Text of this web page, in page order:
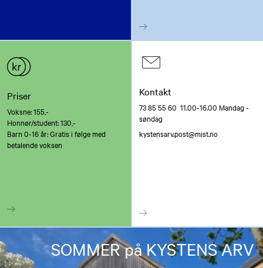
Priser
Voksne: 155,-
Honnør/student: 130,-
Barn 0-16 år: Gratis i følge med
betalende voksen
Kontakt
73 85 55 60 11.00-16.00 Mandag -
søndag
kystensarv.post@mist.no
SOMMER på KYSTENS ARV